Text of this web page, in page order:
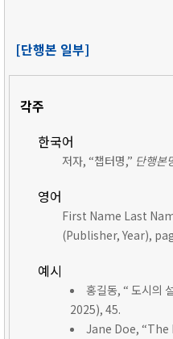
[단행본 일부]
각주
한국어
저자, “챕터명,” 단행본
영어
First Name Last
(Publisher, Year),
예시
홍길동, “ 도시의
2025), 45.
Jane Doe,